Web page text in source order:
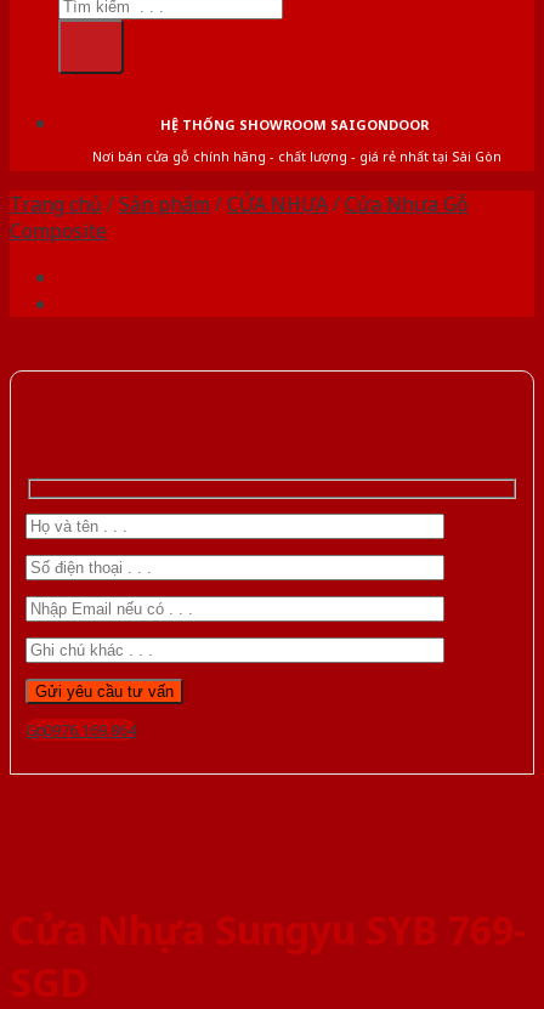
HỆ THỐNG SHOWROOM SAIGONDOOR
Nơi bán cửa gỗ chính hãng - chất lượng - giá rẻ nhất tại Sài Gòn
Trang chủ /Sản phẩm /CỬA NHỰA/Cửa Nhựa Gỗ
Composite
Gọi 0976.169.864
Cửa Nhựa Sungyu SYB 769-
SGD